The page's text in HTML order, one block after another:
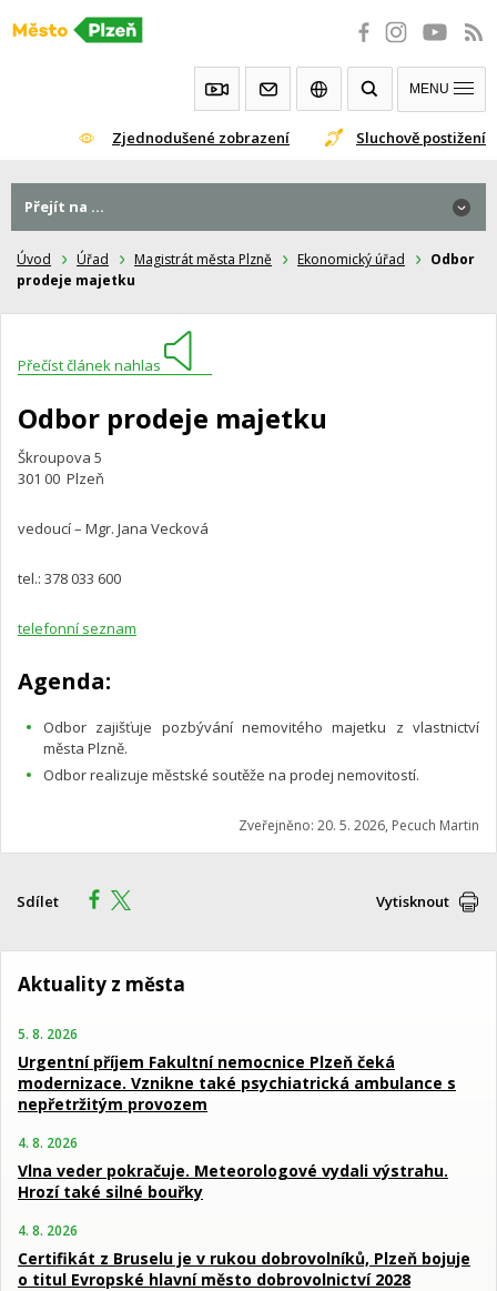
Přeskočit
Zjednodušené zobrazení Sluchově postižení
MENU
Úvod Úřad Magistrát města Plzně Ekonomický úřad
Odbor
prodeje majetku
Přečíst článek nahlas
Odbor prodeje majetku
Škroupova 5
301 00 Plzeň
vedoucí – Mgr. Jana Vecková
tel.: 378 033 600
telefonní seznam
Agenda:
Odbor zajišťuje pozbývání nemovitého majetku z vlastnictví
města Plzně.
Odbor realizuje městské soutěže na prodej nemovitostí.
Zveřejněno: 20. 5. 2026, Pecuch Martin
Sdílet Vytisknout
Přejít na ...
Aktuality z města
5. 8. 2026
Urgentní příjem Fakultní nemocnice Plzeň čeká
modernizace. Vznikne také psychiatrická ambulance s
nepřetržitým provozem
4. 8. 2026
Vlna veder pokračuje. Meteorologové vydali výstrahu.
Hrozí také silné bouřky
4. 8. 2026
Certifikát z Bruselu je v rukou dobrovolníků, Plzeň bojuje
o titul Evropské hlavní město dobrovolnictví 2028